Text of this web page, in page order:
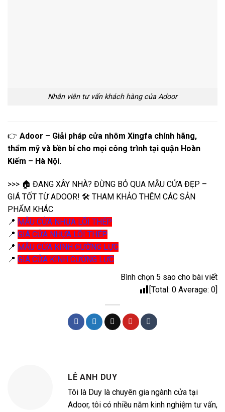
Nhân viên tư vấn khách hàng của Adoor
👉 Adoor – Giải pháp cửa nhôm Xingfa chính hãng,
thẩm mỹ và bền bỉ cho mọi công trình tại quận Hoàn
Kiếm – Hà Nội.
>>> 🏠 ĐANG XÂY NHÀ? ĐỪNG BỎ QUA MẪU CỬA ĐẸP –
GIÁ TỐT TỪ ADOOR! 🛠️ THAM KHẢO THÊM CÁC SẢN
PHẨM KHÁC
📍 MẪU CỬA NHỰA LÕI THÉP
📍 GIÁ CỬA NHỰA LÕI THÉP
📍 MẪU CỬA KÍNH CƯỜNG LỰC
📍 GIÁ CỬA KÍNH CƯỜNG LỰC
Bình chọn 5 sao cho bài viết
[Total: 0 Average: 0]
LÊ ANH DUY
Tôi là Duy là chuyên gia ngành cửa tại
Adoor, tôi có nhiều năm kinh nghiệm tư vấn,